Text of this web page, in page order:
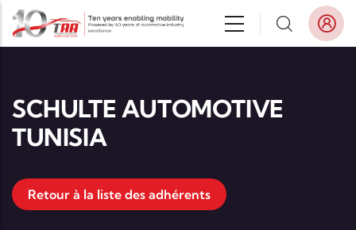
Aller au contenu principal
SCHULTE AUTOMOTIVE
TUNISIA
Retour à la liste des adhérents